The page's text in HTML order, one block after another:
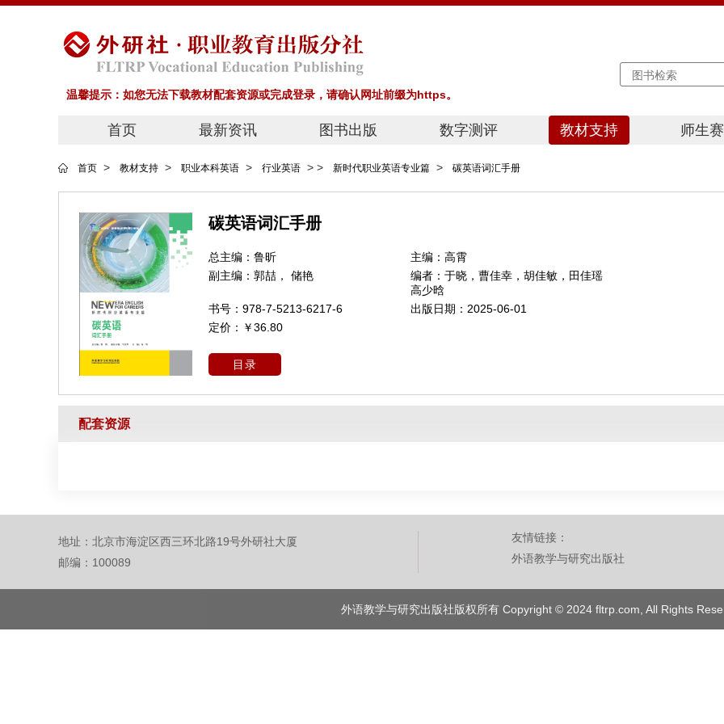
温馨提示：如您无法下载教材配套资源或完成登录，请确认网址前缀为https。
首页 最新资讯 图书出版 数字测评 教材支持
师生
演讲
首页 > 教材支持 > 职业本科英语 > 行业英语 > > 新时代职业英语专业篇 > 碳英语词汇手册
碳英语词汇手册
总主编： 鲁昕 主编： 高霄
副主编： 郭喆， 储艳 编者： 于晓，曹佳幸，胡佳敏，田佳瑶
高少晗
书号： 978-7-5213-6217-6 出版日期： 2025-06-01
定价： ￥36.80
目录
配套资源
地址：北京市海淀区西三环北路19号外研社大厦
邮编：100089
友情链接：
外语教学与研究出版社
外语教学与研究出版社版权所有 Copyright © 2024 fltrp.com, All Rights